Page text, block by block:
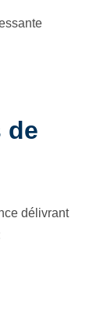
de
délivrant